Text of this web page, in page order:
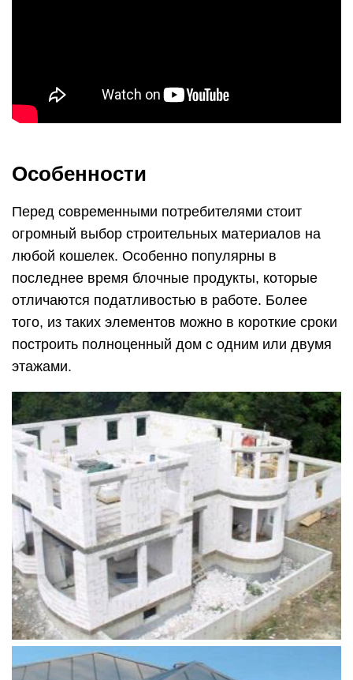
Особенности
Перед современными потребителями стоит
огромный выбор строительных материалов на
любой кошелек. Особенно популярны в
последнее время блочные продукты, которые
отличаются податливостью в работе. Более
того, из таких элементов можно в короткие сроки
построить полноценный дом с одним или двумя
этажами.